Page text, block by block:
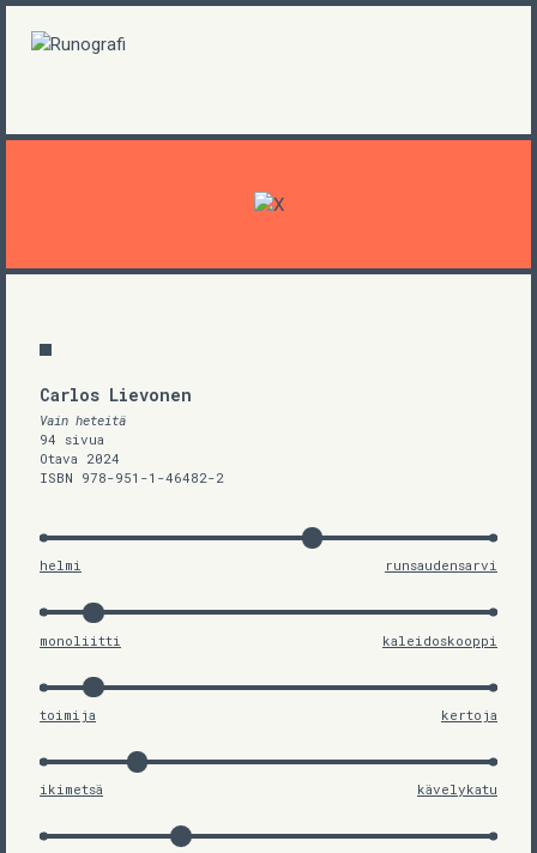
Carlos Lievonen
Vain heteitä
94 sivua
Otava 2024
ISBN 978-951-1-46482-2
helmi runsaudensarvi
monoliitti kaleidoskooppi
toimija kertoja
ikimetsä kävelykatu